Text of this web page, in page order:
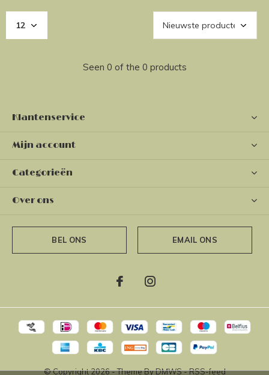
Seen 0 of the 0 products
Klantenservice
Mijn account
Categorieën
Over ons
BEL ONS EMAIL ONS
© Copyright2026- Theme ByDMWS-RSS-feed